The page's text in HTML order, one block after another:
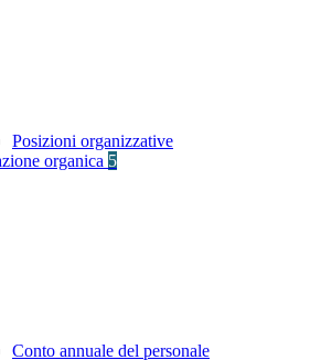
Posizioni organizzative
organica 5
Conto annuale del personale